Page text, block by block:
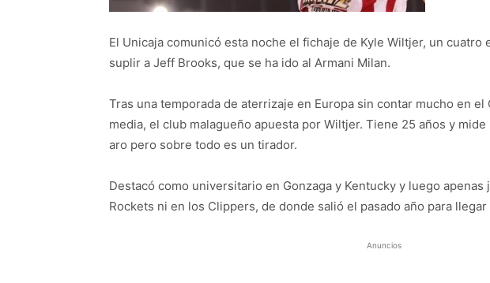
El Unicaja comunicó esta noche el fichaje de Kyle Wiltjer, un cuatro
suplir a Jeff Brooks, que se ha ido al Armani Milan.
Tras una temporada de aterrizaje en Europa sin contar mucho en
media, el club malagueño apuesta por Wiltjer. Tiene 25 años y
aro pero sobre todo es un tirador.
Destacó como universitario en Gonzaga y Kentucky y luego apenas
Rockets ni en los Clippers, de donde salió el pasado año para llegar
Anuncios